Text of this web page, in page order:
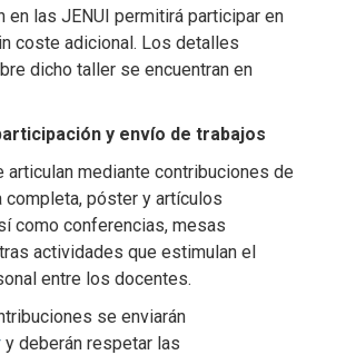
en las JENUI permitirá participar en
coste adicional. Los detalles
dicho taller se encuentran en
y envío de trabajos
articulan mediante contribuciones de
completa, póster y artículos
como conferencias, mesas
actividades que estimulan el
entre los docentes.
se enviarán
y deberán respetar las